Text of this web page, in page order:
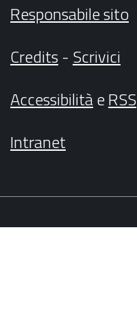
Responsabile sito
Credits- Scrivici
AccessibilitàeRSS
Intranet